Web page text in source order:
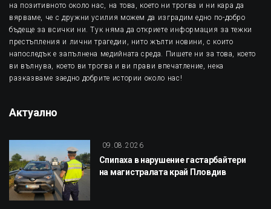
на позитивното около нас, на това, което ни трогва и ни кара да
вярваме, че с дружни усилия можем да изградим едно по-добро
бъдеще за всички ни. Тук няма да откриете информация за тежки
престъпления и лични трагедии, нито жълти новини, с които
напоследък е запълнена медийната среда. Пишете ни за това, което
ви вълнува, което ви трогва и ви прави впечатление, нека
разказваме заедно добрите истории около нас!
Актуално
09.08.2026
Спипаха в нарушение гастарбайтери
на магистралата край Пловдив